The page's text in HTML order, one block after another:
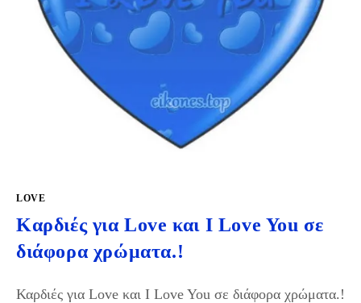
LOVE
Καρδιές για Love και I Love You σε
διάφορα χρώματα.!
Καρδιές για Love και I Love You σε διάφορα χρώματα.!